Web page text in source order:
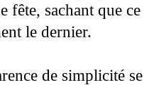
fête, sachant que ce
le dernier.
de simplicité se